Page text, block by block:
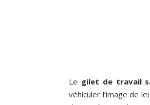
Le gilet de travail
véhiculer l’image de